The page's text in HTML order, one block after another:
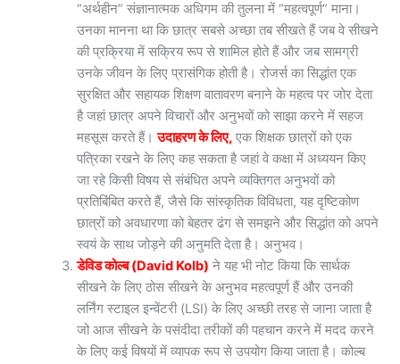
“अर्थहीन” संज्ञानात्मक अधिगम की तुलना में “महत्वपूर्ण” माना।
उनका मानना था कि छात्र सबसे अच्छा तब सीखते हैं जब वे सीखने
की प्रक्रिया में सक्रिय रूप से शामिल होते हैं और जब सामग्री
उनके जीवन के लिए प्रासंगिक होती है। रोजर्स का सिद्धांत एक
सुरक्षित और सहायक शिक्षण वातावरण बनाने के महत्व पर जोर देता
है जहां छात्र अपने विचारों और अनुभवों को साझा करने में सहज
महसूस करते हैं।उदाहरण के लिए, एक शिक्षक छात्रों को एक
पत्रिका रखने के लिए कह सकता है जहां वे कक्षा में अध्ययन किए
जा रहे किसी विषय से संबंधित अपने व्यक्तिगत अनुभवों को
प्रतिबिंबित करते हैं, जैसे कि सांस्कृतिक विविधता, यह दृष्टिकोण
छात्रों को अवधारणा को बेहतर ढंग से समझने और सिद्धांत को अपने
स्वयं के साथ जोड़ने की अनुमति देता है। अनुभव।
डेविड कोल्ब (David Kolb) ने यह भी नोट किया कि सार्थक
सीखने के लिए ठोस सीखने के अनुभव महत्वपूर्ण हैं और उनकी
लर्निंग स्टाइल इन्वेंटरी (LSI) के लिए अच्छी तरह से जाना जाता है
जो आज सीखने के पसंदीदा तरीकों की पहचान करने में मदद करने
के लिए कई विषयों में व्यापक रूप से उपयोग किया जाता है। कोल्ब